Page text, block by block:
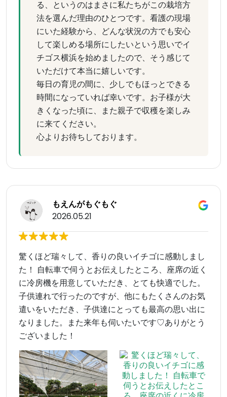
る、というのはまさに私たちがこの栽培方
法を選んだ理由のひとつです。看護の現場
にいた経験から、どんな状況の方でも安心
して楽しめる場所にしたいという思いでイ
チゴス横浜を始めましたので、そう感じて
いただけて本当に嬉しいです。
毎日の育児の間に、少しでもほっとできる
時間になっていれば幸いです。お子様が大
きくなった頃に、また親子で収穫を楽しみ
に来てください。
心よりお待ちしております。
もえんがもぐもぐ
2026.05.21
驚くほど瑞々して、香りの良いイチゴに感動しまし
た！ 自転車で伺うとお伝えしたところ、座席の近く
に冷房機を用意していただき、とても快適でした。
子供連れで行ったのですが、他にもたくさんのお気
遣いをいただき、子供達にとっても最高の思い出に
なりました。また来年も伺いたいです♡ありがとう
ございました！